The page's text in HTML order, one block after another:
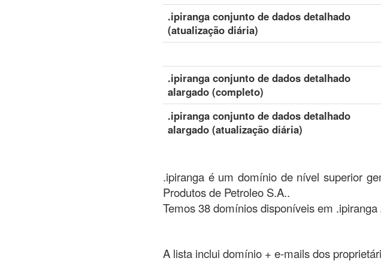
.ipiranga conjunto de dados detalhado
(atualização diária)
.ipiranga conjunto de dados detalhado
alargado (completo)
.ipiranga conjunto de dados detalhado
alargado (atualização diária)
.ipiranga é um domínio de nível superior
Produtos de Petroleo S.A..
Temos 38 domínios disponíveis em
A lista inclui domínio + e-mails dos